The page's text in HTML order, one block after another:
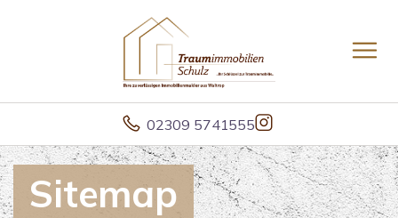
02309 5741555
Sitemap